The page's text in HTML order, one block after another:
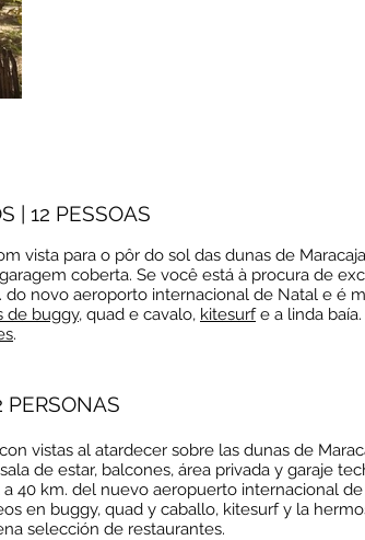
| 12 PESSOAS
vista para o pôr do sol das dunas de
coberta. Se você está à procura de
do novo aeroporto internacional de Natal e é
de buggy, quad e cavalo, kitesurfe a linda
.
PERSONAS
vistas al atardecer sobre las dunas de
de estar, balcones, área privada y garaje
a 40 km. del nuevo aeropuerto internacional
en buggy, quad y caballo, kitesurf y la
selección de restaurantes.